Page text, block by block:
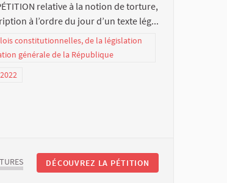
relative à la notion de torture,
à l’ordre du jour d’un texte lég...
constitutionnelles, de la législation
générale de la République
DÉCOUVREZ LA PÉTITION